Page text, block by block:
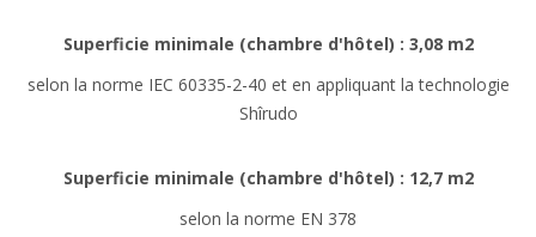
Superficie minimale (chambre d'hôtel) : 3,08 m2
selon la norme IEC 60335-2-40 et en appliquant la technologie
Shîrudo
Superficie minimale (chambre d'hôtel) : 12,7 m2
selon la norme EN 378